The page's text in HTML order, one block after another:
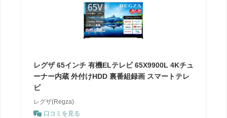
レグザ 65インチ 有機ELテレビ 65X9900L 4Kチュ
ーナー内蔵 外付けHDD 裏番組録画 スマートテレ
ビ
レグザ(Regza)
口コミを見る